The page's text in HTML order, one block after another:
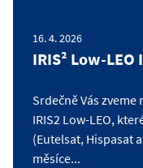
16. 4. 2026
IRIS² Low-LEO
Srdečně Vás
IRIS2 Low-LEO,
(Eutelsat, Hispasat
měsíce...